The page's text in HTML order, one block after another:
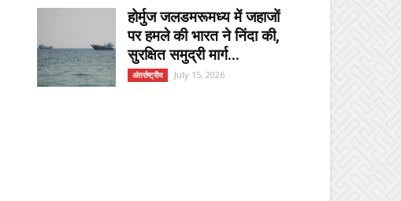
होर्मुज जलडमरूमध्य में जहाजों
पर हमले की भारत ने निंदा की,
सुरक्षित समुद्री मार्ग...
अंतर्राष्ट्रीय July 15, 2026